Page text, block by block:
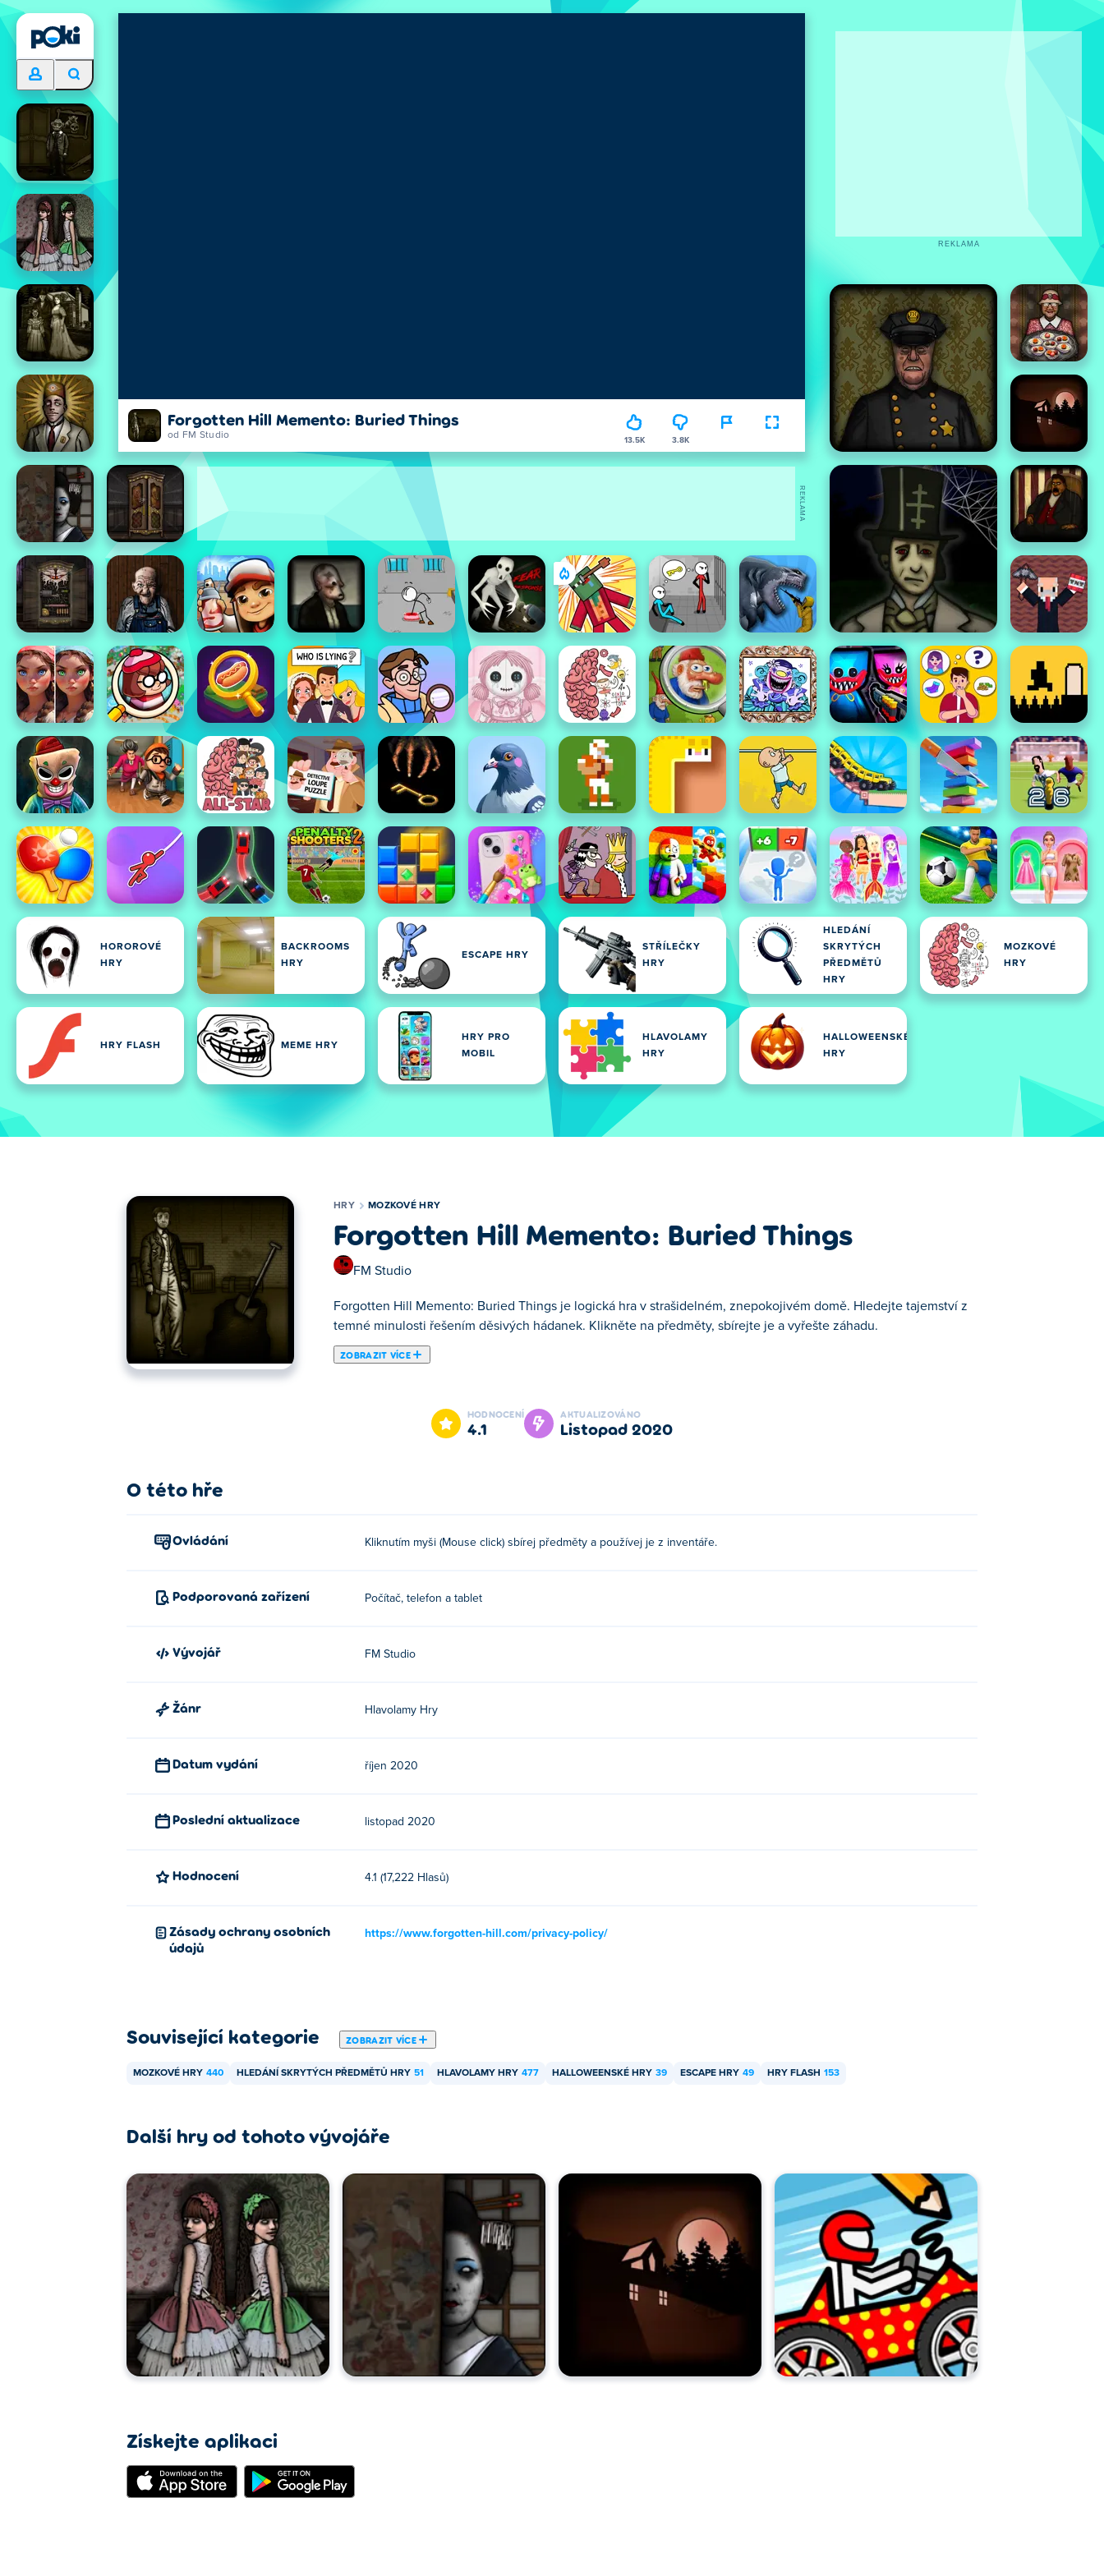
Forgotten Hill Memento: Buried Things
od FM Studio 13.5K 3.8K
HOROROVÉ
HRY
BACKROOMS
HRY
ESCAPE HRY
STŘÍLEČKY
HRY
HLEDÁNÍ
SKRYTÝCH
PŘEDMĚTŮ
HRY
MOZKOVÉ
HRY
HRY FLASH MEME HRY
HRY PRO
MOBIL
HLAVOLAMY
HRY
HALLOWEENSKÉ
HRY
REKLAMA
REKLAMA
HRY MOZKOVÉ HRY
Forgotten Hill Memento: Buried Things
FM Studio
Forgotten Hill Memento: Buried Things je logická hra v strašidelném, znepokojivém domě. Hledejte tajemství z
temné minulosti řešením děsivých hádanek. Klikněte na předměty, sbírejte je a vyřešte záhadu.
ZOBRAZIT VÍCE
Zde si můžeš zahrát Forgotten Hill Memento: Buried Things. Forgotten Hill Memento: Buried Things je jednou z našich vybraných Mozkové Hry.
HODNOCENÍ
4.1
AKTUALIZOVÁNO
listopad 2020
O této hře
Ovládání Kliknutím myši (Mouse click) sbírej předměty a používej je z inventáře.
Podporovaná zařízení Počítač, telefon a tablet
Vývojář FM Studio
Žánr Hlavolamy Hry
Datum vydání říjen 2020
Poslední aktualizace listopad 2020
Hodnocení 4.1 (17,222 Hlasů)
Zásady ochrany osobních
údajů
https://www.forgotten-hill.com/privacy-policy/
Související kategorie ZOBRAZIT VÍCE
MOZKOVÉ HRY 440 HLEDÁNÍ SKRYTÝCH PŘEDMĚTŮ HRY 51 HLAVOLAMY HRY 477 HALLOWEENSKÉ HRY 39 ESCAPE HRY 49 HRY FLASH 153
Další hry od tohoto vývojáře
Získejte aplikaci